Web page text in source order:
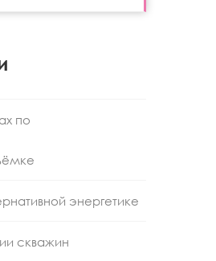
по
энергетике
скважин